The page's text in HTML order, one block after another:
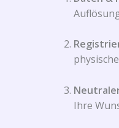
Ihre